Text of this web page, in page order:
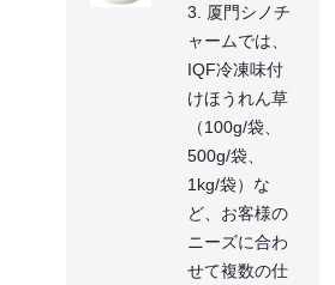
3. 厦門シノチ
ャームでは、
IQF冷凍味付
けほうれん草
（100g/袋、
500g/袋、
1kg/袋）な
ど、お客様の
ニーズに合わ
せて複数の仕